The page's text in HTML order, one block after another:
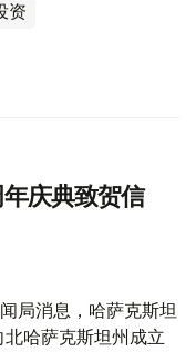
资
庆典致贺信
局消息，哈萨克斯坦
哈萨克斯坦州成立